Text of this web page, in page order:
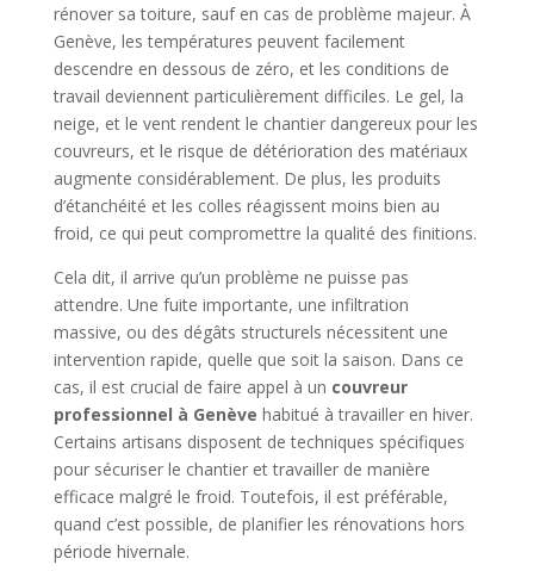
rénover sa toiture, sauf en cas de problème majeur. À
Genève, les températures peuvent facilement
descendre en dessous de zéro, et les conditions de
travail deviennent particulièrement difficiles. Le gel, la
neige, et le vent rendent le chantier dangereux pour les
couvreurs, et le risque de détérioration des matériaux
augmente considérablement. De plus, les produits
d’étanchéité et les colles réagissent moins bien au
froid, ce qui peut compromettre la qualité des finitions.
Cela dit, il arrive qu’un problème ne puisse pas
attendre. Une fuite importante, une infiltration
massive, ou des dégâts structurels nécessitent une
intervention rapide, quelle que soit la saison. Dans ce
cas, il est crucial de faire appel à un couvreur
professionnel à Genève habitué à travailler en hiver.
Certains artisans disposent de techniques spécifiques
pour sécuriser le chantier et travailler de manière
efficace malgré le froid. Toutefois, il est préférable,
quand c’est possible, de planifier les rénovations hors
période hivernale.